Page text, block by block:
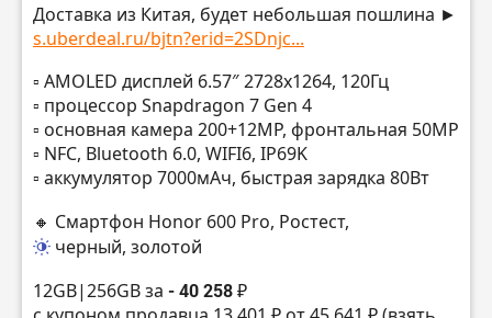
Доставка из Китая, будет небольшая пошлина ►
s.uberdeal.ru/bjtn?erid=2SDnjc...
▫️ AMOLED дисплей 6.57″ 2728х1264, 120Гц
▫️ процессор Snapdragon 7 Gen 4
▫️ основная камера 200+12MP, фронтальная 50MP
▫️ NFC, Bluetooth 6.0, WIFI6, IP69K
▫️ аккумулятор 7000мАч, быстрая зарядка 80Вт
🔸 Смартфон Honor 600 Pro, Ростест,
черный, золотой
12GB|256GB за - 40 258 ₽